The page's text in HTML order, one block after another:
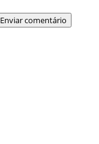
Enviar comentário